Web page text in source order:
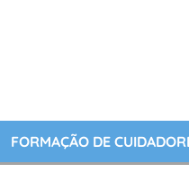
FORMAÇÃO DE